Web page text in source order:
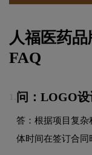
人福医药品
FAQ
问：LOGO设
答：根据项目复杂
体时间在签订合同